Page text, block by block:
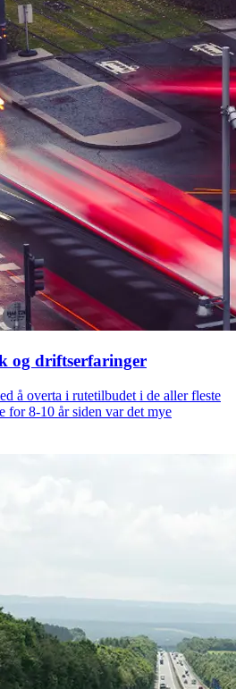
og driftserfaringer
å overta i rutetilbudet i de aller fleste
for 8-10 år siden var det mye